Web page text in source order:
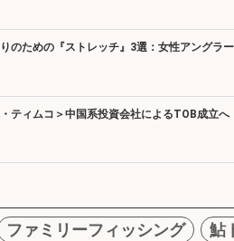
のための『ストレッチ』3選：女性アングラ
・ティムコ＞中国系投資会社によるTOB成立
ファミリーフィッシング
鮎